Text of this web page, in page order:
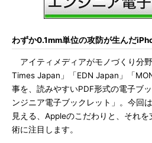
わずか0.1mm単位の攻防が生んだ
アイティメディアがモノづくり分
Times Japan」「EDN Japan」「
事を、読みやすいPDF形式の電子ブ
ンジニア電子ブックレット」。今回
見える、Appleのこだわりと、それ
術に注目します。